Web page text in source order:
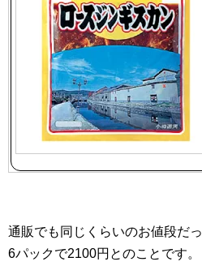
通販でも同じくらいのお値段だ
6パックで2100円とのことです。